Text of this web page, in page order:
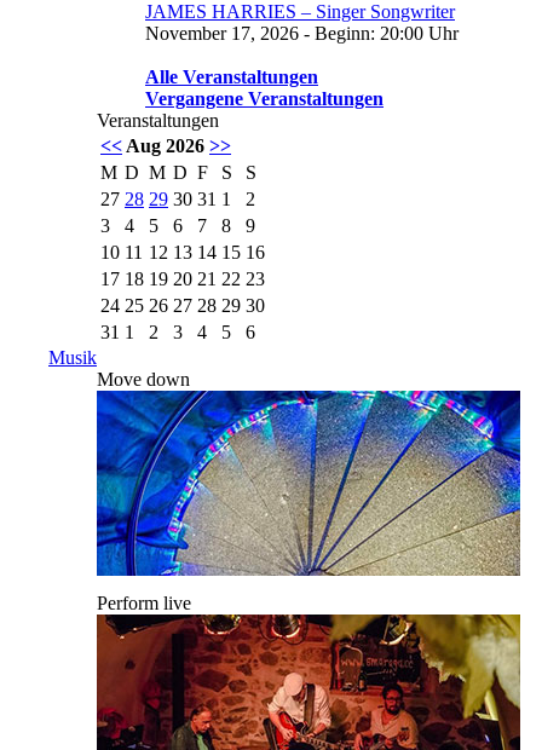
JAMES HARRIES – Singer Songwriter
November 17, 2026 - Beginn: 20:00 Uhr
Alle Veranstaltungen
Vergangene Veranstaltungen
Veranstaltungen
<< Aug 2026 >>
M D M D F S
S
27 28 29 30 31 1
2
3
4 5 6 7 8
9
10 11 12 13 14 15 16
17 18 19 20 21 22 23
24 25 26 27 28 29 30
31 1 2 3 4 5
6
Musik
Move down
Perform live